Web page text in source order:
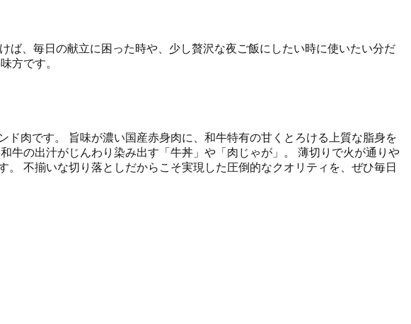
、毎日の献立に困った時や、少し贅沢な夜ご飯にしたい時に使いたい分だ
方です。
肉です。 旨味が濃い国産赤身肉に、和牛特有の甘くとろける上質な脂身を
牛の出汁がじんわり染み出す「牛丼」や「肉じゃが」。 薄切りで火が通りや
不揃いな切り落としだからこそ実現した圧倒的なクオリティを、ぜひ毎日